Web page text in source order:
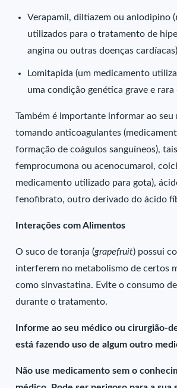
Verapamil, diltiazem ou anlodipino
utilizados para o tratamento de
angina ou outras doenças
Lomitapida (um medicamento
uma condição genética grave e rara
Também é importante informar ao seu
tomando anticoagulantes
formação de coágulos sanguíneos),
femprocumona ou acenocumarol,
medicamento utilizado para gota),
fenofibrato, outro derivado do ácido
Interações com Alimentos
O suco de toranja (grapefruit) possui
interferem no metabolismo de certos
como sinvastatina. Evite o consumo
durante o tratamento.
Informe ao seu médico ou cirurgião-
está fazendo uso de algum outro
Não use medicamento sem o